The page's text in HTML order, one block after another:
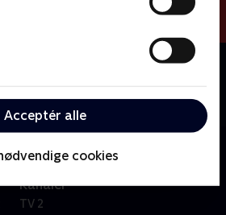
Acceptér alle
cookies
i deres hverdag.
Kanaler
TV 2